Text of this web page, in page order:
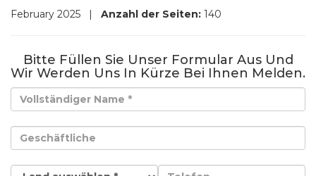
February 2025 | Anzahl der Seiten: 140
Bitte Füllen Sie Unser Formular Aus Und
Wir Werden Uns In Kürze Bei Ihnen Melden.